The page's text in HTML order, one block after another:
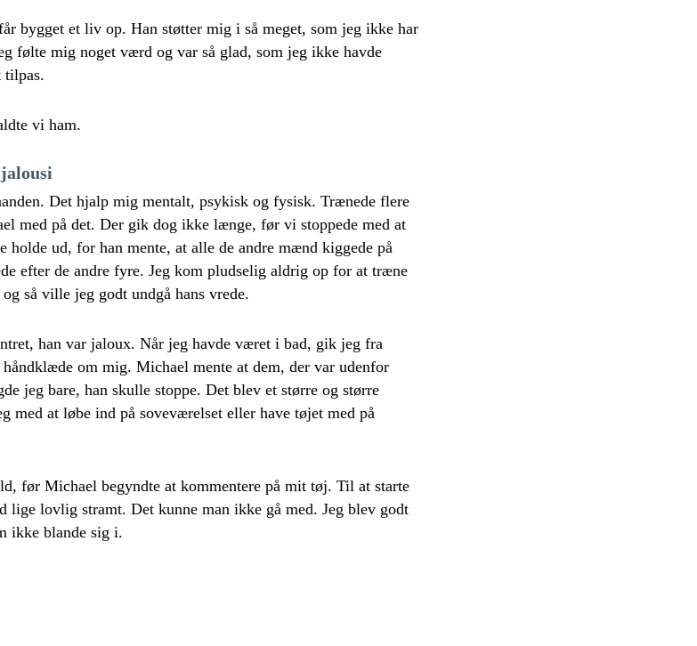
bygget et liv op. Han støtter mig i så meget, som jeg ikke har
følte mig noget værd og var så glad, som jeg ikke havde
tilpas.
vi ham.
Det hjalp mig mentalt, psykisk og fysisk. Trænede flere
med på det. Der gik dog ikke længe, før vi stoppede med at
holde ud, for han mente, at alle de andre mænd kiggede på
efter de andre fyre. Jeg kom pludselig aldrig op for at træne
så ville jeg godt undgå hans vrede.
han var jaloux. Når jeg havde været i bad, gik jeg fra
om mig. Michael mente at dem, der var udenfor
jeg bare, han skulle stoppe. Det blev et større og større
med at løbe ind på soveværelset eller have tøjet med på
før Michael begyndte at kommentere på mit tøj. Til at starte
lige lovlig stramt. Det kunne man ikke gå med. Jeg blev godt
ikke blande sig i.